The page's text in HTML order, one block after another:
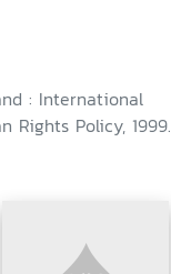
: International
Rights Policy, 1999.